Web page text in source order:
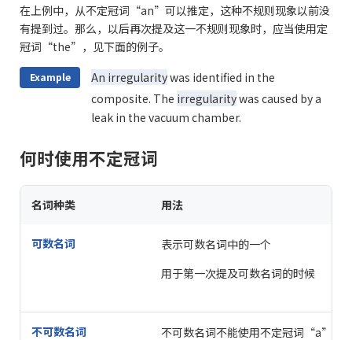
在上例中，从不定冠词“an”可以推定，这种不规则现象以前没
有提到过。那么，以后再次提及这一不规则现象时，应当使用定
冠词“the”，见下面的例子。
Example An irregularitywas identified in the
composite. The irregularitywas caused by a
leak in the vacuum chamber.
何时使用不定冠词
名词种类 用法
可数名词
表示可数名词中的一个
用于第一次提及可数名词的时候
不可数名词
不可数名词不能使用不定冠词“a”